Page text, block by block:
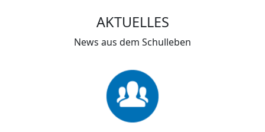
AKTUELLES
News aus dem Schulleben